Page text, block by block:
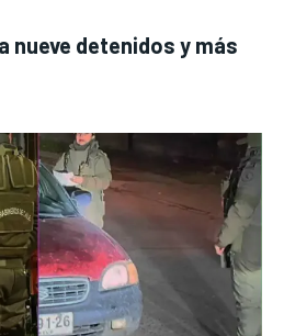
nueve detenidos y más